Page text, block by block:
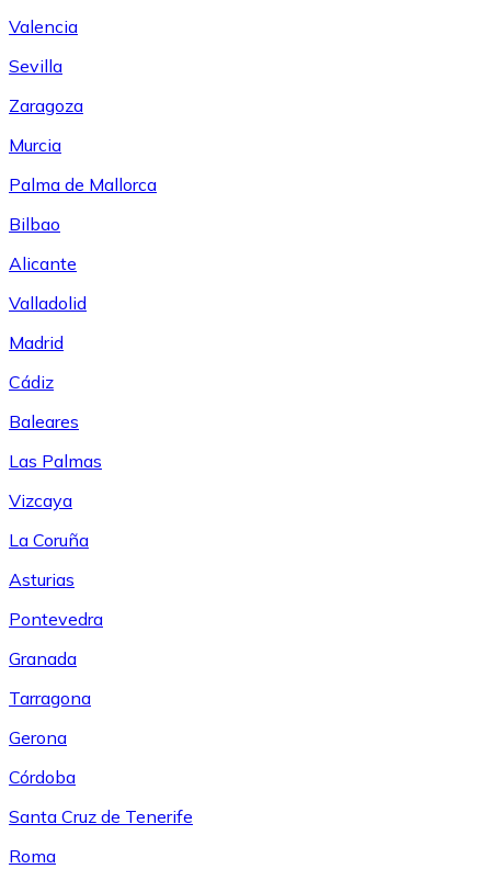
Valencia
Sevilla
Zaragoza
Murcia
Palma de Mallorca
Bilbao
Alicante
Valladolid
Madrid
Cádiz
Baleares
Las Palmas
Vizcaya
La Coruña
Asturias
Pontevedra
Granada
Tarragona
Gerona
Córdoba
Santa Cruz de Tenerife
Roma